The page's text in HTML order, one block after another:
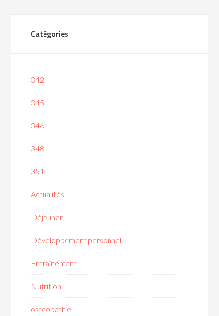
Catégories
342
345
346
348
351
Actualités
Déjeuner
Développement personnel
Entraînement
Nutrition
ostéopathie